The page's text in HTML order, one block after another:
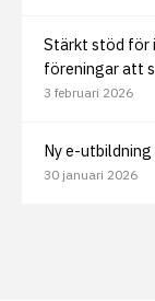
Stärkt stöd för
föreningar att
3 februari 2026
Ny e-
30 januari 2026